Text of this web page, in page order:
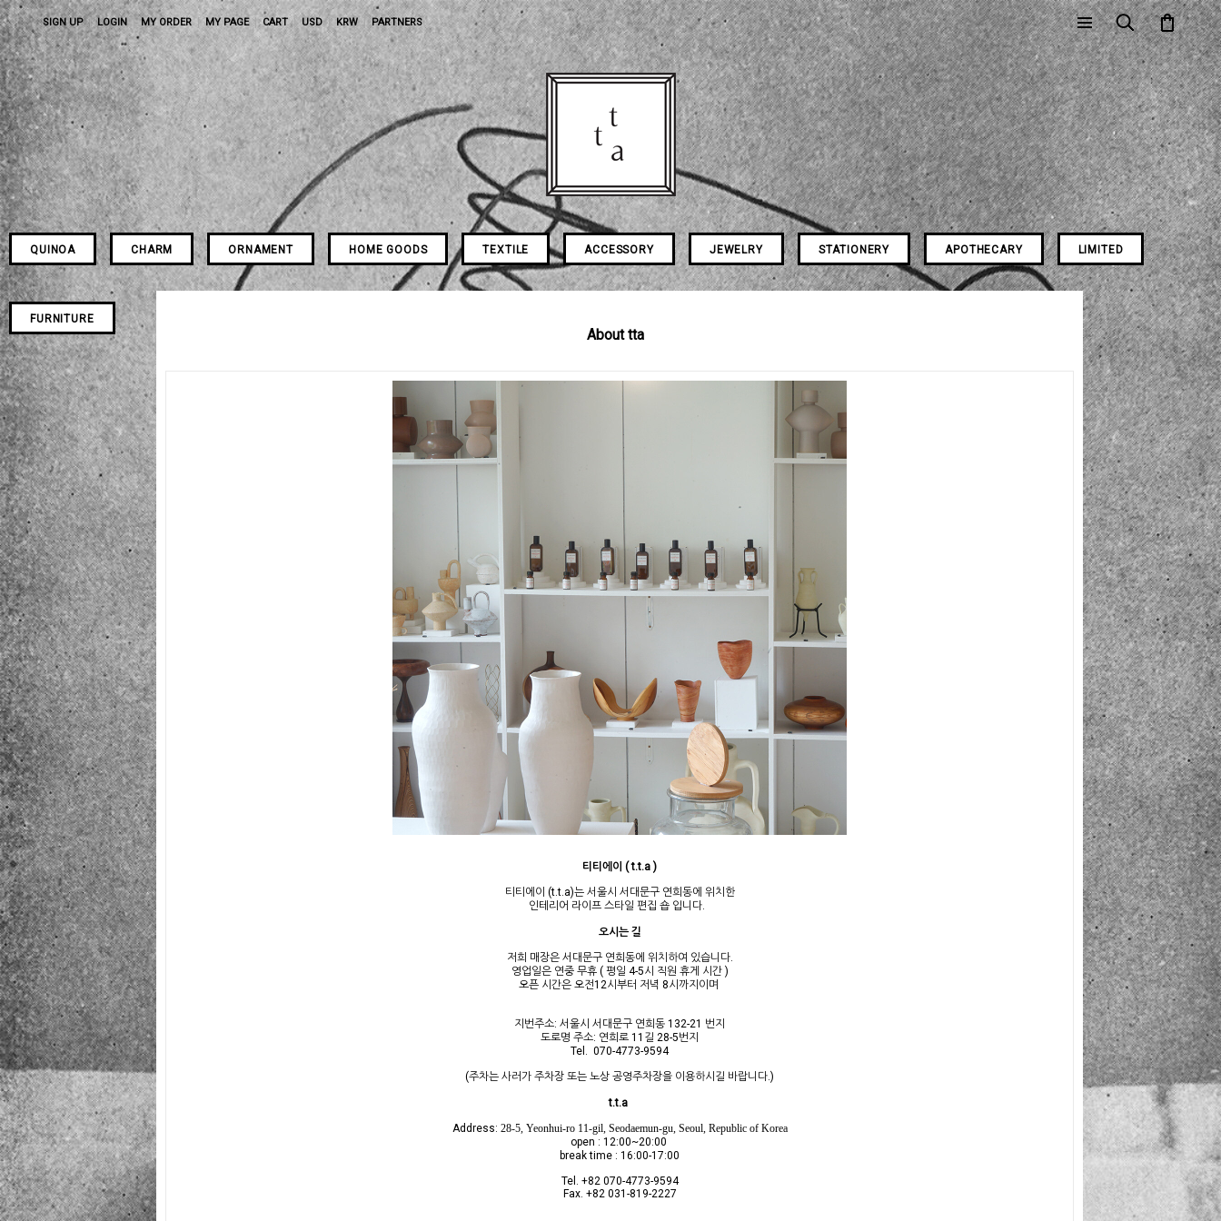
SIGN UP LOGIN MY ORDER MY PAGE CART USD KRW PARTNERS
QUINOA CHARM ORNAMENT HOME GOODS TEXTILE ACCESSORY JEWELRY STATIONERY APOTHECARY LIMITED
FURNITURE
About tta
티티에이 ( t.t.a )
티티에이 (t.t.a)는 서울시 서대문구 연희동에 위치한
인테리어 라이프 스타일 편집 숍 입니다.
오시는 길
저희 매장은 서대문구 연희동에 위치하여 있습니다.
영업일은 연중 무휴 ( 평일 4-5시 직원 휴게 시간 )
오픈 시간은 오전12시부터 저녁 8시까지이며
지번주소: 서울시 서대문구 연희동 132-21 번지
도로명 주소: 연희로 11길 28-5번지
Tel. 070-4773-9594
(주차는 사러가 주차장 또는 노상 공영주차장을 이용하시길 바랍니다.)
t.t.a
Address: 28-5, Yeonhui-ro 11-gil, Seodaemun-gu, Seoul, Republic of Korea
open : 12:00~20:00
break time : 16:00-17:00
Tel. +82 070-4773-9594
Fax. +82 031-819-2227